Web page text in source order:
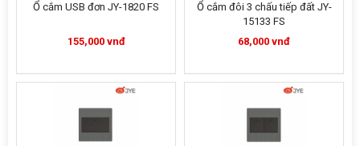
Ổ cắm USB đơn JY-1820 FS
155,000 vnđ
Ổ cắm đôi 3 chấu tiếp đất JY-
15133 FS
68,000 vnđ